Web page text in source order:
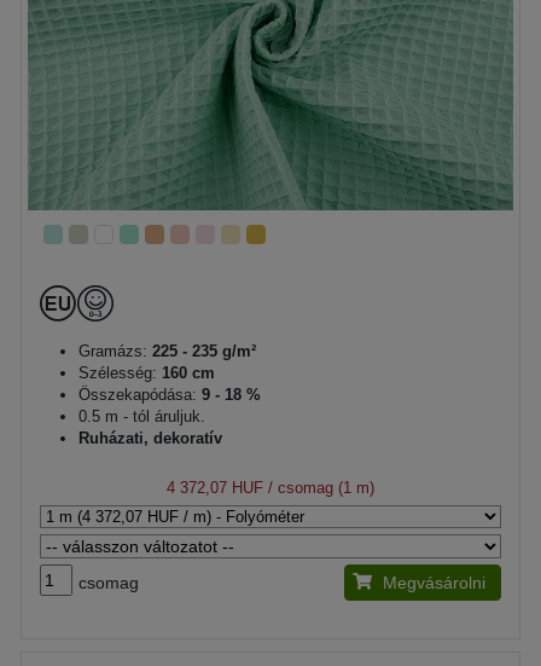
Gramázs: 225 - 235 g/m²
Szélesség: 160 cm
Összekapódása: 9 - 18 %
0.5 m - tól áruljuk.
Ruházati, dekoratív
4 372,07 HUF / csomag (1 m)
csomag Megvásárolni